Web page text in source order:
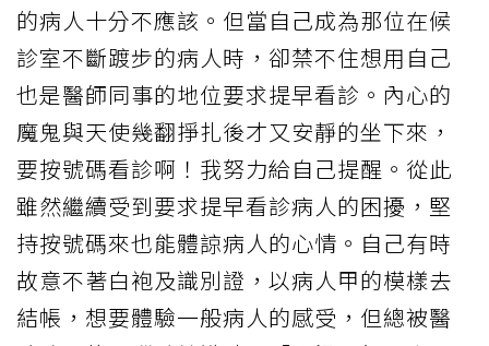
的病人十分不應該。但當自己成為那位在候
診室不斷踱步的病人時，卻禁不住想用自己
也是醫師同事的地位要求提早看診。內心的
魔鬼與天使幾翻掙扎後才又安靜的坐下來，
要按號碼看診啊！我努力給自己提醒。從此
雖然繼續受到要求提早看診病人的困擾，堅
持按號碼來也能體諒病人的心情。自己有時
故意不著白袍及識別證，以病人甲的模樣去
結帳，想要體驗一般病人的感受，但總被醫